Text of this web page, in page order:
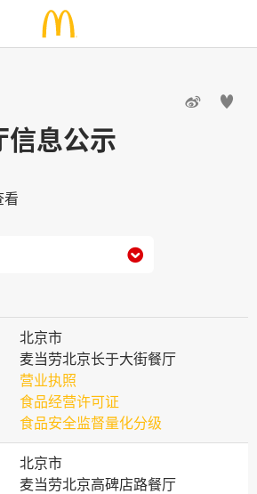
 
信息公示
看

北京市
麦当劳北京长于大街餐厅
营业执照
食品经营许可证
食品安全监督量化分级
北京市
麦当劳北京高碑店路餐厅